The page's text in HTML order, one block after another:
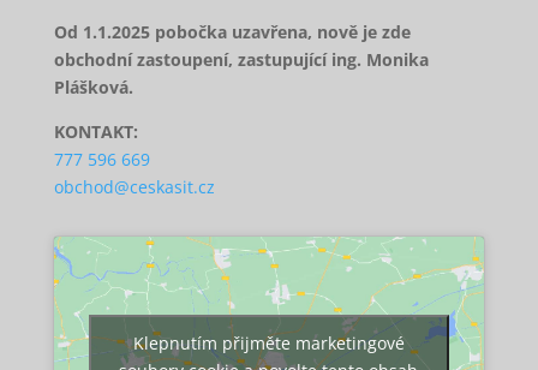
Od 1.1.2025 pobočka uzavřena, nově je zde
obchodní zastoupení, zastupující ing. Monika
Plášková.
KONTAKT:
777 596 669
obchod@ceskasit.cz
Klepnutím přijměte marketingové